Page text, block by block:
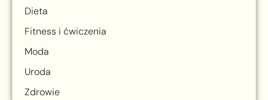
Dieta
Fitness i ćwiczenia
Moda
Uroda
Zdrowie